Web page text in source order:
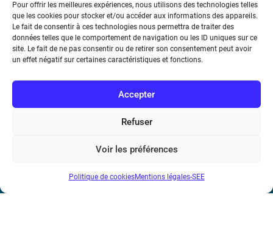
Pour offrir les meilleures expériences, nous utilisons des technologies telles
que les cookies pour stocker et/ou accéder aux informations des appareils.
Le fait de consentir à ces technologies nous permettra de traiter des
données telles que le comportement de navigation ou les ID uniques sur ce
site. Le fait de ne pas consentir ou de retirer son consentement peut avoir
un effet négatif sur certaines caractéristiques et fonctions.
Accepter
Refuser
Voir les préférences
Politique de cookiesMentions légales-SEE
Société de l’Electricité, de l’Electronique et des Technologies
75116 Paris
Téléphone : (+33) 1 56 90 37 17
N° de SIREN : 785 393 232, Code APE : 9412Z TVA intra-